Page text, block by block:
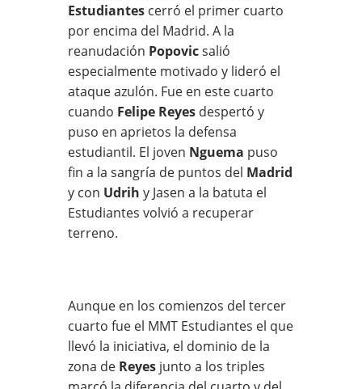
Estudiantes cerró el primer cuarto
por encima del Madrid. A la
reanudación Popovicsalió
especialmente motivado y lideró el
ataque azulón. Fue en este cuarto
cuando Felipe Reyes despertó y
puso en aprietos la defensa
estudiantil. El joven Nguema puso
fin a la sangría de puntos del Madrid
y con Udrih y Jasen a la batuta el
Estudiantes volvió a recuperar
terreno.
Aunque en los comienzos del tercer
cuarto fue el MMT Estudiantes el que
llevó la iniciativa, el dominio de la
zona de Reyes junto a los triples